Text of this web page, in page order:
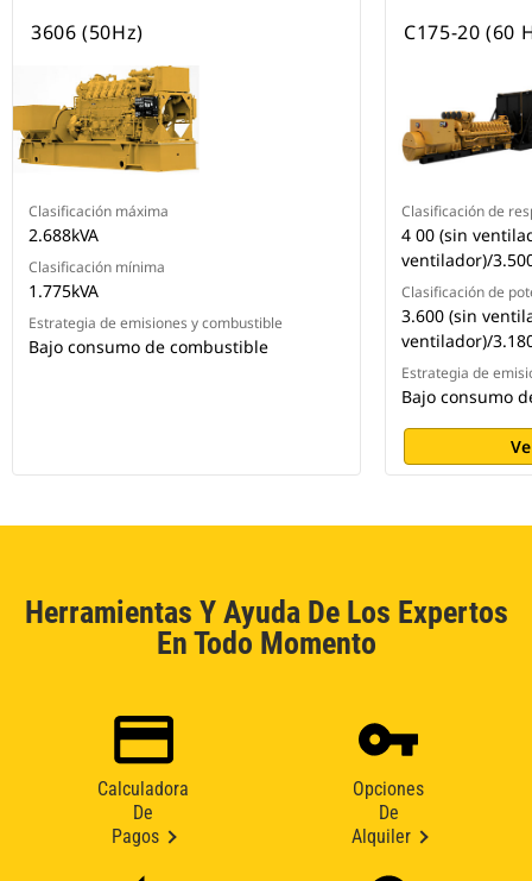
3606 (50Hz)
Clasificación máxima
2.688kVA
Clasificación mínima
1.775kVA
Estrategia de emisiones y combustible
Bajo consumo de combustible
C175-20 (60
Clasificación de
4 00 (sin
ventilador)/
Clasificación de
3.600 (sin
ventilador)/
Estrategia de
Bajo consumo
Herramientas Y Ayuda De Los Expertos
En Todo Momento
Calculadora
De
Pagos
Opciones
De
Alquiler